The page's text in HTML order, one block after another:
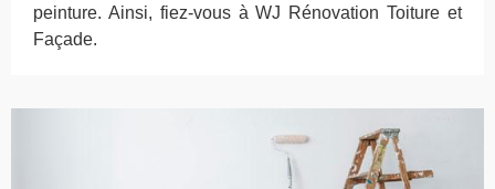
peinture. Ainsi, fiez-vous à WJ Rénovation Toiture et
Façade.